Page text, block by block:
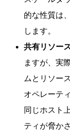
的な性質は
します。
共有リソー
ますが、実
ムとリソー
オペレーテ
同じホスト
ティが脅か